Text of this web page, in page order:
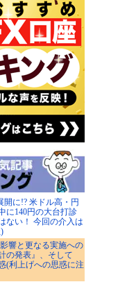
開に!? 米ドル高・円
に140円の大台打診
ない！ 今回の介入は
響と更なる実施への
の発表』、そして
(利上げへの思惑に注